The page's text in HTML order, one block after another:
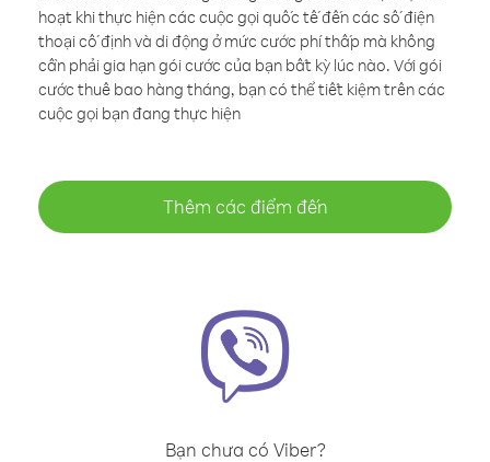
hoạt khi thực hiện các cuộc gọi quốc tế đến các số điện
thoại cố định và di động ở mức cước phí thấp mà không
cần phải gia hạn gói cước của bạn bất kỳ lúc nào. Với gói
cước thuê bao hàng tháng, bạn có thể tiết kiệm trên các
cuộc gọi bạn đang thực hiện
Thêm các điểm đến
Bạn chưa có Viber?